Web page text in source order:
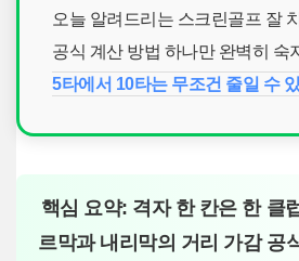
오늘 알려드리는 스크린골프 잘
공식 계산 방법 하나만 완벽히 숙
5타에서 10타는 무조건 줄일 수
핵심 요약: 격자 한 칸은 한 클
르막과 내리막의 거리 가감 공